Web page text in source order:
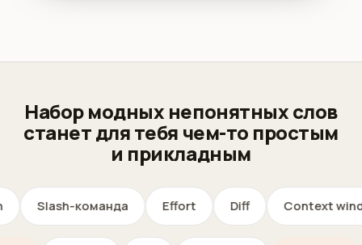
Набор модных непонятных слов
станет для тебя чем-то простым
и прикладным
команда Effort Diff Context window